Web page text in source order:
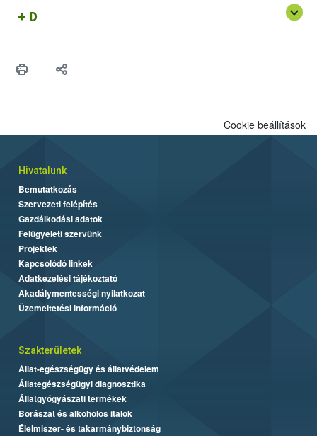
D
Cookie beállítások
Hivatalunk
Bemutatkozás
Szervezeti felépítés
Gazdálkodási adatok
Felügyeleti szervünk
Projektek
Kapcsolódó linkek
Adatkezelési tájékoztató
Akadálymentességi nyilatkozat
Üzemeltetési információ
Szakterületek
Állat-egészségügy és állatvédelem
Állategészségügyi diagnosztika
Állatgyógyászati termékek
Borászat és alkoholos italok
Élelmiszer- és takarmánybiztonság